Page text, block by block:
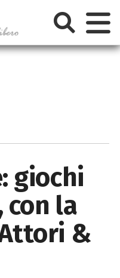
giochi
la
&